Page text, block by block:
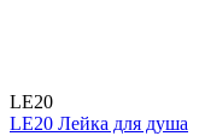
LE20
LE20 Лейка для душа